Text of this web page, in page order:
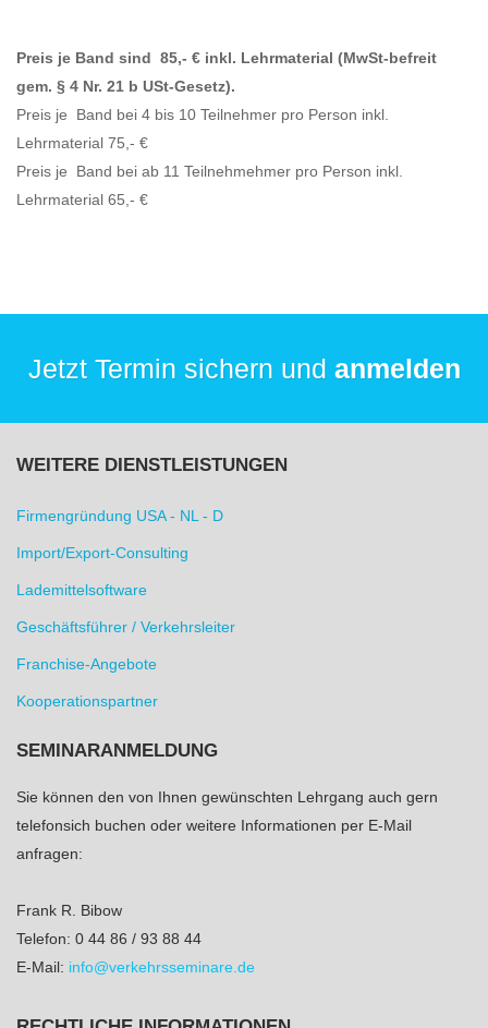
Preis je Band sind 85,- € inkl. Lehrmaterial (MwSt-befreit
gem. § 4 Nr. 21 b USt-Gesetz).
Preis je Band bei 4 bis 10 Teilnehmer pro Person inkl.
Lehrmaterial 75,- €
Preis je Band bei ab 11 Teilnehmehmer pro Person inkl.
Lehrmaterial 65,- €
Jetzt Termin sichern und anmelden
WEITERE DIENSTLEISTUNGEN
Firmengründung USA - NL - D
Import/Export-Consulting
Lademittelsoftware
Geschäftsführer / Verkehrsleiter
Franchise-Angebote
Kooperationspartner
SEMINARANMELDUNG
Sie können den von Ihnen gewünschten Lehrgang auch gern
telefonsich buchen oder weitere Informationen per E-Mail
anfragen:
Frank R. Bibow
Telefon: 0 44 86 / 93 88 44
E-Mail: info@verkehrsseminare.de